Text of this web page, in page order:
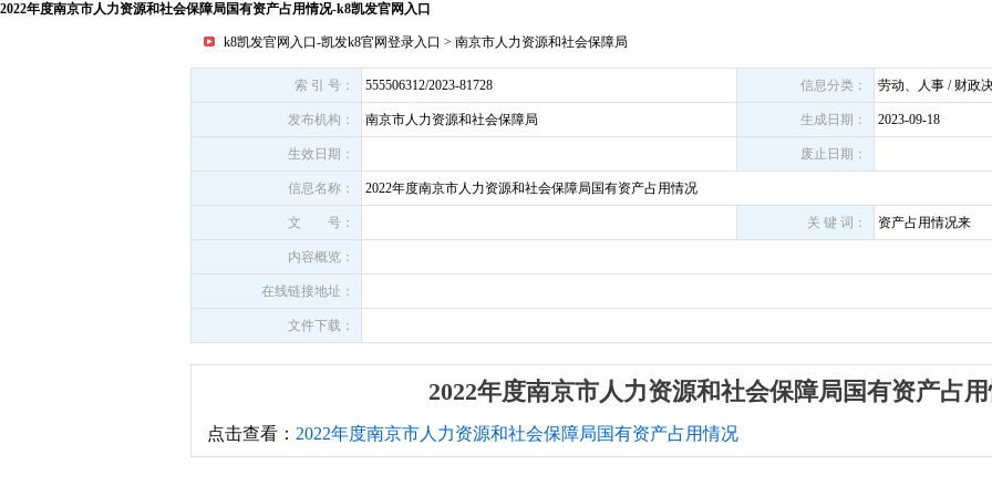
2022年度南京市人力资源和社会保障局国有资产占用情况-k8凯发官网入口
k8凯发官网入口-凯发k8官网登录入口 > 南京市人力资源和社会保障局
索 引 号： 555506312/2023-81728 信息分类： 劳动、人事 / 财政
发布机构： 南京市人力资源和社会保障局 生成日期： 2023-09-18
生效日期： 废止日期：
信息名称： 2022年度南京市人力资源和社会保障局国有资产占用情况
文 号： 关 键 词： 资产占用情况来
内容概览：
在线链接地址：
文件下载：
2022年度南京市人力资源和社会保障局国有资产占
点击查看： 2022年度南京市人力资源和社会保障局国有资产占用情况